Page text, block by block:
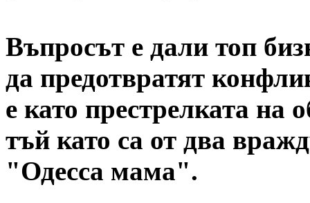
Въпросът е дали топ
да предотвратят
е като престрелката на
тъй като са от два
"Одесса мама".